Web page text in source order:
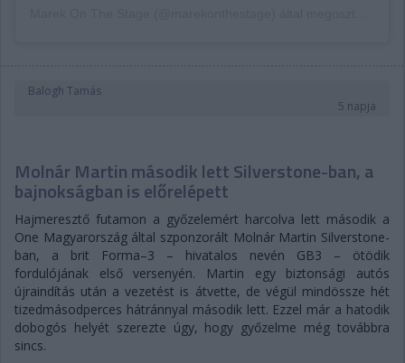
Balogh Tamás
5 napja
Molnár Martin második lett Silverstone-ban, a
bajnokságban is előrelépett
Hajmeresztő futamon a győzelemért harcolva lett második a
One Magyarország által szponzorált Molnár Martin Silverstone-
ban, a brit Forma–3 – hivatalos nevén GB3 – ötödik
fordulójának első versenyén. Martin egy biztonsági autós
újraindítás után a vezetést is átvette, de végül mindössze hét
tizedmásodperces hátránnyal második lett. Ezzel már a hatodik
dobogós helyét szerezte úgy, hogy győzelme még továbbra
sincs.